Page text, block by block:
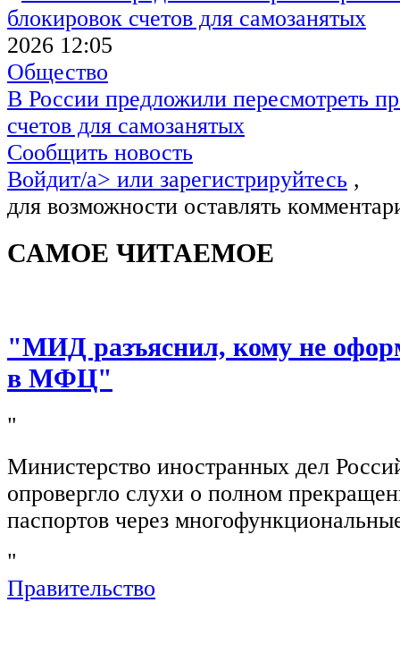
2026 12:05
Общество
В России предложили пересмотреть
счетов для самозанятых
Сообщить новость
Войдит/a> или зарегистрируйтесь ,
для возможности оставлять
САМОЕ ЧИТАЕМОЕ
"МИД разъяснил, кому не
в МФЦ"
"
Министерство иностранных дел
опровергло слухи о полном
паспортов через
"
Правительство